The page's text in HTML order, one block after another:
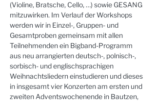
(Violine, Bratsche, Cello, …) sowie GESANG
mitzuwirken. Im Verlauf der Workshops
werden wir in Einzel-, Gruppen- und
Gesamtproben gemeinsam mit allen
Teilnehmenden ein Bigband-Programm
aus neu arrangierten deutsch-, polnisch-,
sorbisch- und englischsprachigen
Weihnachtsliedern einstudieren und dieses
in insgesamt vier Konzerten am ersten und
zweiten Adventswochenende in Bautzen,